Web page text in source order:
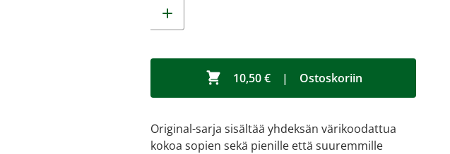
10,50 € | Ostoskoriin
Original-sarja sisältää yhdeksän värikoodattua
kokoa sopien sekä pienille että suuremmille